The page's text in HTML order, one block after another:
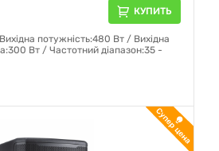
КУПИТЬ
Вихідна потужність:480 Вт / Вихідна
Вт / Частотний діапазон:35 -